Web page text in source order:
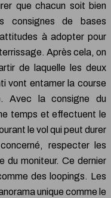
que chacun soit bien
consignes de bases
à adopter pour
Après cela, on
de laquelle les deux
vont entamer la course
Avec la consigne du
temps et effectuent le
le vol qui peut durer
respecter les
du moniteur. Ce dernier
des loopings. Les
unique comme le